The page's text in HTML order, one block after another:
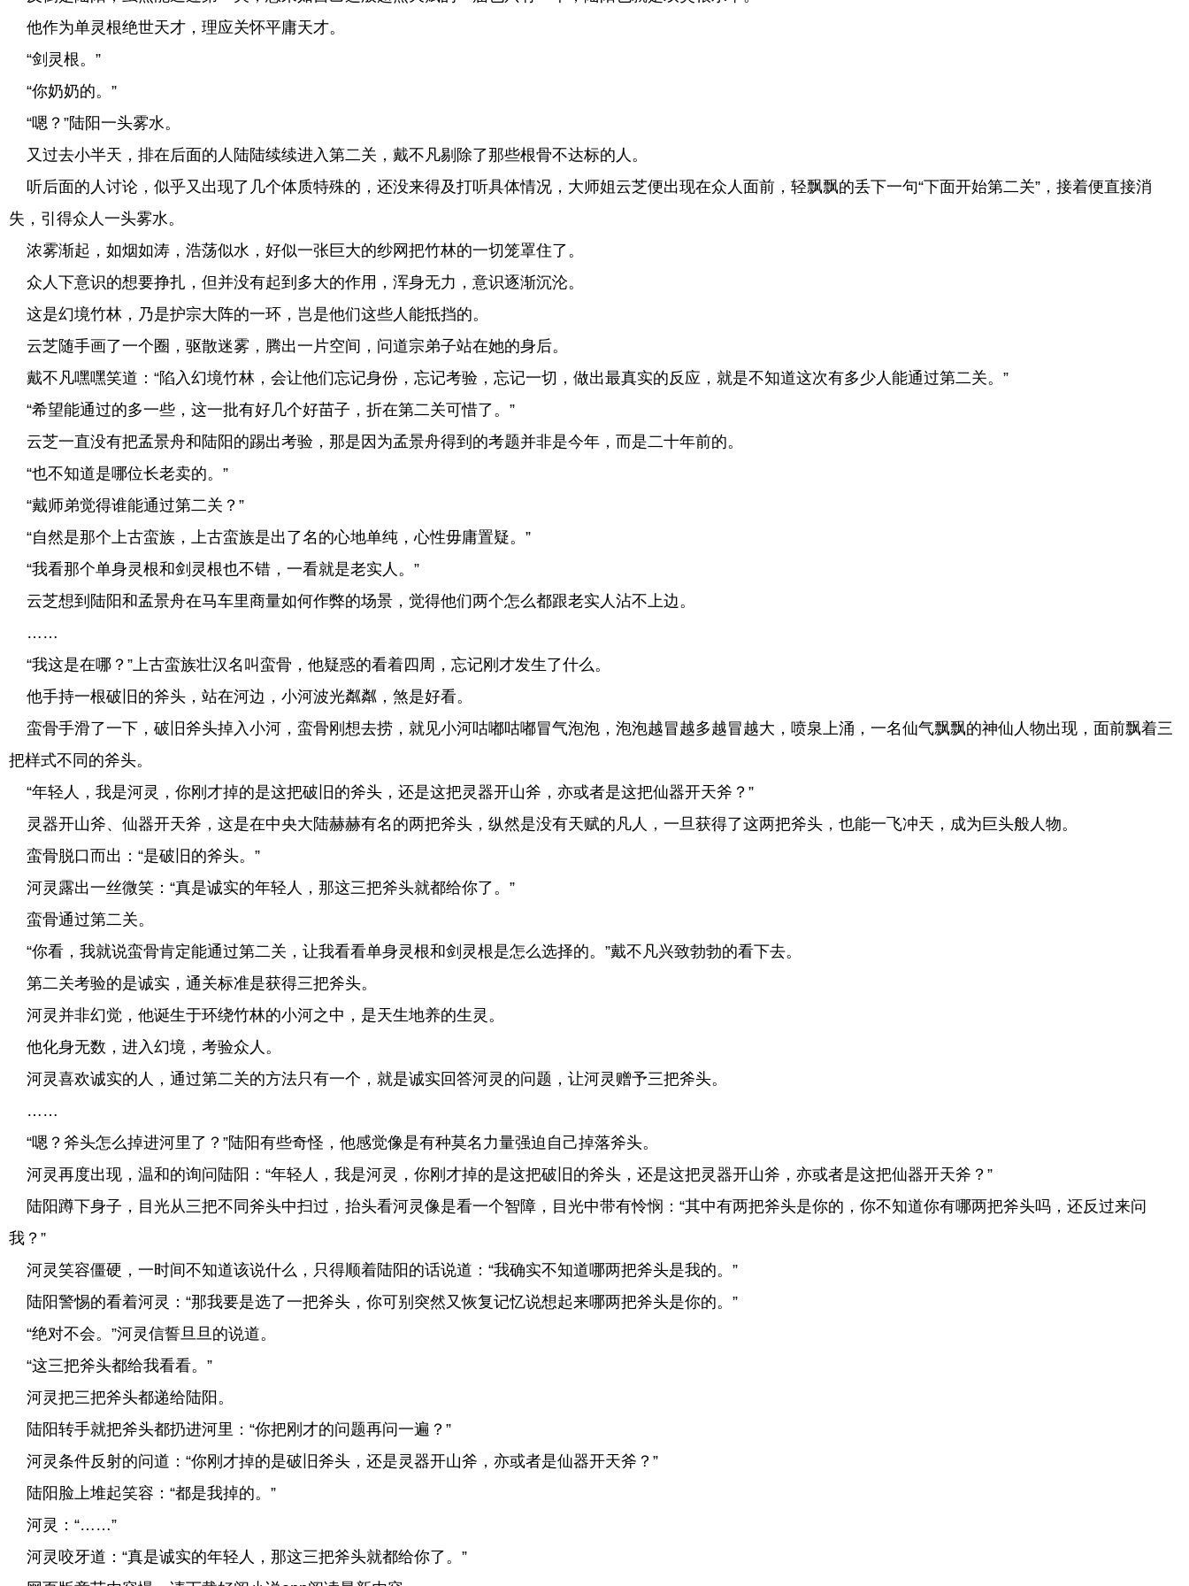
他作为单灵根绝世天才，理应关怀平庸天才。
“剑灵根。”
“你奶奶的。”
“嗯？”陆阳一头雾水。
又过去小半天，排在后面的人陆陆续续进入第二关，戴不凡剔除了那些根骨不达标的人。
听后面的人讨论，似乎又出现了几个体质特殊的，还没来得及打听具体情况，大师姐云芝便出现在众人面前，轻飘飘的丢下一句“下面开始第二关”，接着便直接消
失，引得众人一头雾水。
浓雾渐起，如烟如涛，浩荡似水，好似一张巨大的纱网把竹林的一切笼罩住了。
众人下意识的想要挣扎，但并没有起到多大的作用，浑身无力，意识逐渐沉沦。
这是幻境竹林，乃是护宗大阵的一环，岂是他们这些人能抵挡的。
云芝随手画了一个圈，驱散迷雾，腾出一片空间，问道宗弟子站在她的身后。
戴不凡嘿嘿笑道：“陷入幻境竹林，会让他们忘记身份，忘记考验，忘记一切，做出最真实的反应，就是不知道这次有多少人能通过第二关。”
“希望能通过的多一些，这一批有好几个好苗子，折在第二关可惜了。”
云芝一直没有把孟景舟和陆阳的踢出考验，那是因为孟景舟得到的考题并非是今年，而是二十年前的。
“也不知道是哪位长老卖的。”
“戴师弟觉得谁能通过第二关？”
“自然是那个上古蛮族，上古蛮族是出了名的心地单纯，心性毋庸置疑。”
“我看那个单身灵根和剑灵根也不错，一看就是老实人。”
云芝想到陆阳和孟景舟在马车里商量如何作弊的场景，觉得他们两个怎么都跟老实人沾不上边。
……
“我这是在哪？”上古蛮族壮汉名叫蛮骨，他疑惑的看着四周，忘记刚才发生了什么。
他手持一根破旧的斧头，站在河边，小河波光粼粼，煞是好看。
蛮骨手滑了一下，破旧斧头掉入小河，蛮骨刚想去捞，就见小河咕嘟咕嘟冒气泡泡，泡泡越冒越多越冒越大，喷泉上涌，一名仙气飘飘的神仙人物出现，面前飘着三
把样式不同的斧头。
“年轻人，我是河灵，你刚才掉的是这把破旧的斧头，还是这把灵器开山斧，亦或者是这把仙器开天斧？”
灵器开山斧、仙器开天斧，这是在中央大陆赫赫有名的两把斧头，纵然是没有天赋的凡人，一旦获得了这两把斧头，也能一飞冲天，成为巨头般人物。
蛮骨脱口而出：“是破旧的斧头。”
河灵露出一丝微笑：“真是诚实的年轻人，那这三把斧头就都给你了。”
蛮骨通过第二关。
“你看，我就说蛮骨肯定能通过第二关，让我看看单身灵根和剑灵根是怎么选择的。”戴不凡兴致勃勃的看下去。
第二关考验的是诚实，通关标准是获得三把斧头。
河灵并非幻觉，他诞生于环绕竹林的小河之中，是天生地养的生灵。
他化身无数，进入幻境，考验众人。
河灵喜欢诚实的人，通过第二关的方法只有一个，就是诚实回答河灵的问题，让河灵赠予三把斧头。
……
“嗯？斧头怎么掉进河里了？”陆阳有些奇怪，他感觉像是有种莫名力量强迫自己掉落斧头。
河灵再度出现，温和的询问陆阳：“年轻人，我是河灵，你刚才掉的是这把破旧的斧头，还是这把灵器开山斧，亦或者是这把仙器开天斧？”
陆阳蹲下身子，目光从三把不同斧头中扫过，抬头看河灵像是看一个智障，目光中带有怜悯：“其中有两把斧头是你的，你不知道你有哪两把斧头吗，还反过来问
我？”
河灵笑容僵硬，一时间不知道该说什么，只得顺着陆阳的话说道：“我确实不知道哪两把斧头是我的。”
陆阳警惕的看着河灵：“那我要是选了一把斧头，你可别突然又恢复记忆说想起来哪两把斧头是你的。”
“绝对不会。”河灵信誓旦旦的说道。
“这三把斧头都给我看看。”
河灵把三把斧头都递给陆阳。
陆阳转手就把斧头都扔进河里：“你把刚才的问题再问一遍？”
河灵条件反射的问道：“你刚才掉的是破旧斧头，还是灵器开山斧，亦或者是仙器开天斧？”
陆阳脸上堆起笑容：“都是我掉的。”
河灵：“……”
河灵咬牙道：“真是诚实的年轻人，那这三把斧头就都给你了。”